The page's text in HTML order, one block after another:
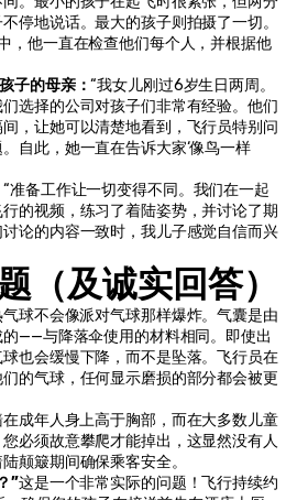
停地说话。最大的孩子则拍摄了一切。
，他一直在检查他们每个人，并根据他
子的母亲：“我女儿刚过6岁生日两周。
选择的公司对孩子们非常有经验。他们
，让她可以清楚地看到，飞行员特别问
自此，她一直在告诉大家‘像鸟一样
“准备工作让一切变得不同。我们在一起
的视频，练习了着陆姿势，并讨论了期
论的内容一致时，我儿子感觉自信而兴
（及诚实回答）
气球不会像派对气球那样爆炸。气囊是由
——与降落伞使用的材料相同。即使出
也会缓慢下降，而不是坠落。飞行员在
的气球，任何显示磨损的部分都会被更
成年人身上高于胸部，而在大多数儿童
必须故意攀爬才能掉出，这显然没有人
颠簸期间确保乘客安全。
”这是一个非常实际的问题！飞行持续约